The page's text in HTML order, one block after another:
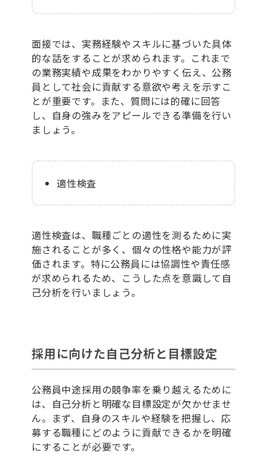
面接では、実務経験やスキルに基づいた具体
的な話をすることが求められます。これまで
の業務実績や成果をわかりやすく伝え、公務
員として社会に貢献する意欲や考えを示すこ
とが重要です。また、質問には的確に回答
し、自身の強みをアピールできる準備を行い
ましょう。
適性検査
適性検査は、職種ごとの適性を測るために実
施されることが多く、個々の性格や能力が評
価されます。特に公務員には協調性や責任感
が求められるため、こうした点を意識して自
己分析を行いましょう。
採用に向けた自己分析と目標設定
公務員中途採用の競争率を乗り越えるために
は、自己分析と明確な目標設定が欠かせませ
ん。まず、自身のスキルや経験を把握し、応
募する職種にどのように貢献できるかを明確
にすることが必要です。